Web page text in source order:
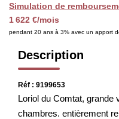
Simulation de
1 622 €/mois
pendant 20 ans à 3% avec un apport
Description
Réf : 9199653
Loriol du Comtat, grande
chambres. entièrement